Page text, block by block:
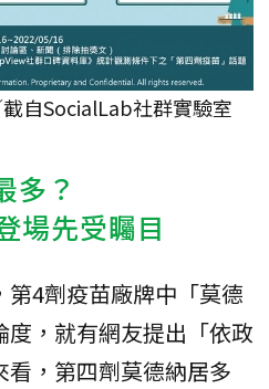
自SocialLab社群實驗室
多？
場先受矚目
4劑疫苗廠牌中「莫德
，就有網友提出「依政
，第四劑莫德納居多